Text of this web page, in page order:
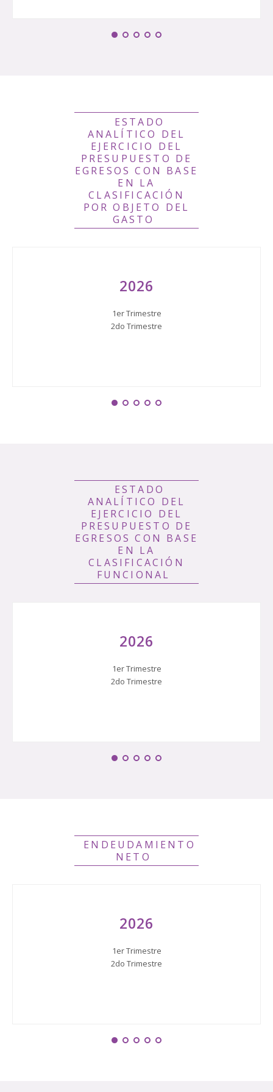
ESTADO
ANALÍTICO DEL
EJERCICIO DEL
PRESUPUESTO DE
EGRESOS CON BASE
EN LA
CLASIFICACIÓN
POR OBJETO DEL
GASTO
2026
1er Trimestre
2do Trimestre
ESTADO
ANALÍTICO DEL
EJERCICIO DEL
PRESUPUESTO DE
EGRESOS CON BASE
EN LA
CLASIFICACIÓN
FUNCIONAL
2026
1er Trimestre
2do Trimestre
ENDEUDAMIENTO
NETO
2026
1er Trimestre
2do Trimestre